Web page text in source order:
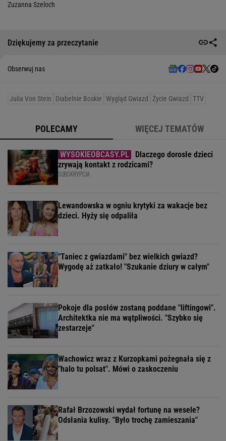
Zuzanna Szeloch
Dziękujemy za przeczytanie
Obserwuj nas
Julia Von Stein Diabelnie Boskie Wygląd Gwiazd Życie Gwiazd TTV
POLECAMY WIĘCEJ TEMATÓW
Dlaczego dorosłe dzieci
zrywają kontakt z rodzicami?
SUBSKRYPCJA
Lewandowska w ogniu krytyki za wakacje bez
dzieci. Hyży się odpaliła
"Taniec z gwiazdami" bez wielkich gwiazd?
Wygodę aż zatkało! "Szukanie dziury w całym"
Pokoje dla posłów zostaną poddane "liftingowi".
Architektka nie ma wątpliwości. "Szybko się
zestarzeje"
Wachowicz wraz z Kurzopkami pożegnała się z
"halo tu polsat". Mówi o zaskoczeniu
Rafał Brzozowski wydał fortunę na wesele?
Odsłania kulisy. "Było trochę zamieszania"